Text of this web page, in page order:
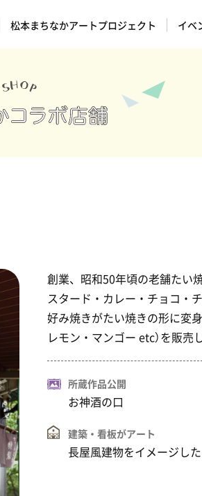
松本まちなかアートプロジェクト イベ
創業、昭和50年頃の老舗たい
スタード・カレー・チョコ・
好み焼きがたい焼きの形に変身
レモン・マンゴー etc）を販売
所蔵作品公開
お神酒の口
建築・看板がアート
長屋風建物をイメージし